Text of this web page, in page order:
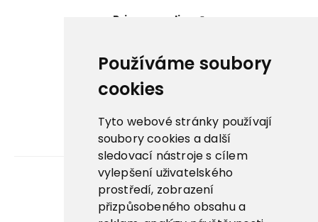
Používáme soubory
cookies
Tyto webové stránky používají
soubory cookies a další
sledovací nástroje s cílem
vylepšení uživatelského
prostředí, zobrazení
přizpůsobeného obsahu a
Prima zmrzlina ↗
Pegas Premium ↗
La Panna ↗
Nowaco market ↗
Banquet sous-vide ↗
Kariéra